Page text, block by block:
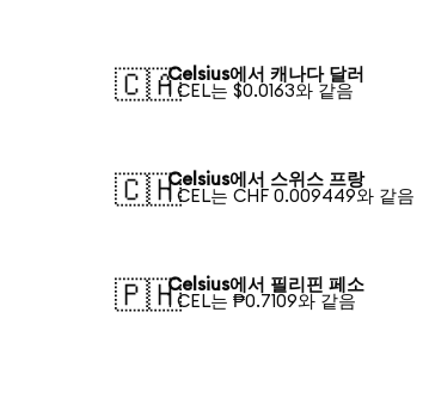
🇨🇦Celsius에서 캐나다 달러
1 CEL는 $0.0163와 같음
🇨🇭Celsius에서 스위스 프랑
1 CEL는 CHF 0.009449와 같음
🇵🇭Celsius에서 필리핀 페소
1 CEL는 ₱0.7109와 같음